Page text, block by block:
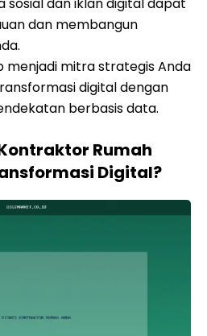
dan membangun
menjadi mitra strategis Anda
digital dengan
berbasis data.
Rumah
Digital?